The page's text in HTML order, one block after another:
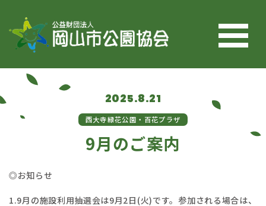
2025.8.21
西大寺緑花公園・百花プラザ
9月のご案内
◎お知らせ
1.9月の施設利用抽選会は9月2日(火)です。参加される場合は、